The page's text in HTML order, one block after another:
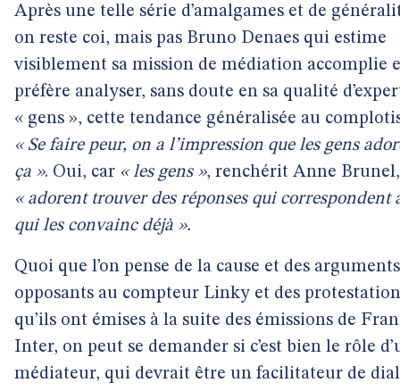
Après une telle série d’amalgames et de
on reste coi, mais pas Bruno Denaes qui estime
visiblement sa mission de médiation accomplie
préfère analyser, sans doute en sa qualité
« gens », cette tendance généralisée au
« Se faire peur, on a l’impression que les gens
ça ». Oui, car « les gens », renchérit Anne Brunel,
« adorent trouver des réponses qui correspondent
qui les convainc déjà ».
Quoi que l’on pense de la cause et des
opposants au compteur Linky et des
qu’ils ont émises à la suite des émissions de
Inter, on peut se demander si c’est bien le rôle
médiateur, qui devrait être un facilitateur de